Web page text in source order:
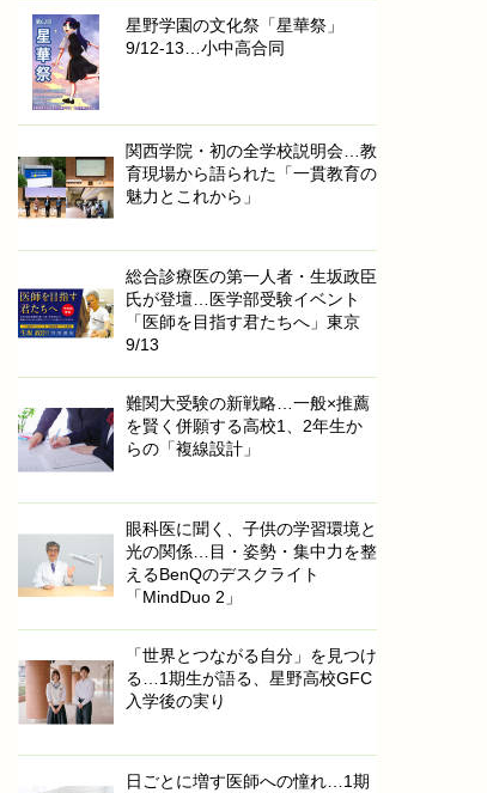
星野学園の文化祭「星華祭」
9/12-13…小中高合同
関西学院・初の全学校説明会…教
育現場から語られた「一貫教育の
魅力とこれから」
総合診療医の第一人者・生坂政臣
氏が登壇…医学部受験イベント
「医師を目指す君たちへ」東京
9/13
難関大受験の新戦略…一般×推薦
を賢く併願する高校1、2年生か
らの「複線設計」
眼科医に聞く、子供の学習環境と
光の関係…目・姿勢・集中力を整
えるBenQのデスクライト
「MindDuo 2」
「世界とつながる自分」を見つけ
る…1期生が語る、星野高校GFC
入学後の実り
日ごとに増す医師への憧れ…1期